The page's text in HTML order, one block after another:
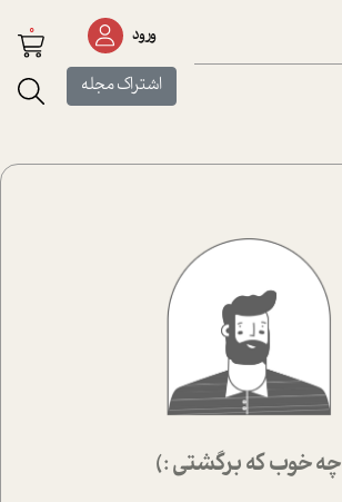
ورود
اشتراک مجله
0
چه خوب که برگشتی :)